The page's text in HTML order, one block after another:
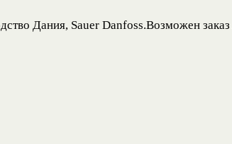
Дания, Sauer Danfoss.Возможен